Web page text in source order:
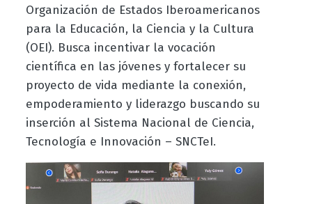
Organización de Estados Iberoamericanos
para la Educación, la Ciencia y la Cultura
(OEI). Busca incentivar la vocación
científica en las jóvenes y fortalecer su
proyecto de vida mediante la conexión,
empoderamiento y liderazgo buscando su
inserción al Sistema Nacional de Ciencia,
Tecnología e Innovación – SNCTeI.